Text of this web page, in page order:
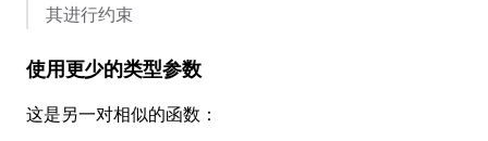
其进行约束
使用更少的类型参数
这是另一对相似的函数：